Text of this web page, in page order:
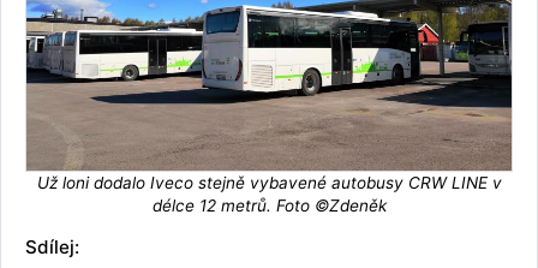
Už loni dodalo Iveco stejně vybavené autobusy CRW LINE v
délce 12 metrů. Foto ©Zdeněk
Sdílej: